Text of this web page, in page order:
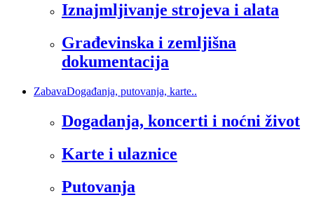
Iznajmljivanje strojeva i alata
Građevinska i zemljišna
dokumentacija
ZabavaDogađanja, putovanja, karte..
Dogadanja, koncerti i noćni život
Karte i ulaznice
Putovanja